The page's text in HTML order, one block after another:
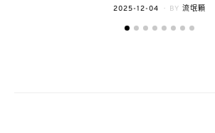
POSTED
2025-12-04 BY 流氓顆